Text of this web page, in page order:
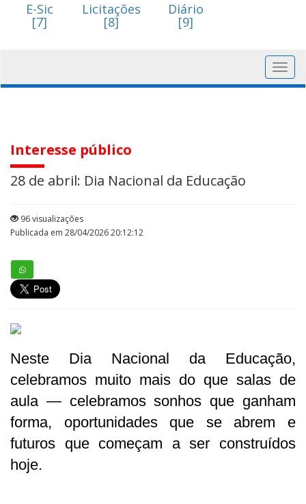
E-Sic
[7]
Licitações
[8]
Diário
[9]
Interesse público
28 de abril: Dia Nacional da Educação
96 visualizações
Publicada em 28/04/2026 20:12:12
Neste Dia Nacional da Educação,
celebramos muito mais do que salas de
aula — celebramos sonhos que ganham
forma, oportunidades que se abrem e
futuros que começam a ser construídos
hoje.